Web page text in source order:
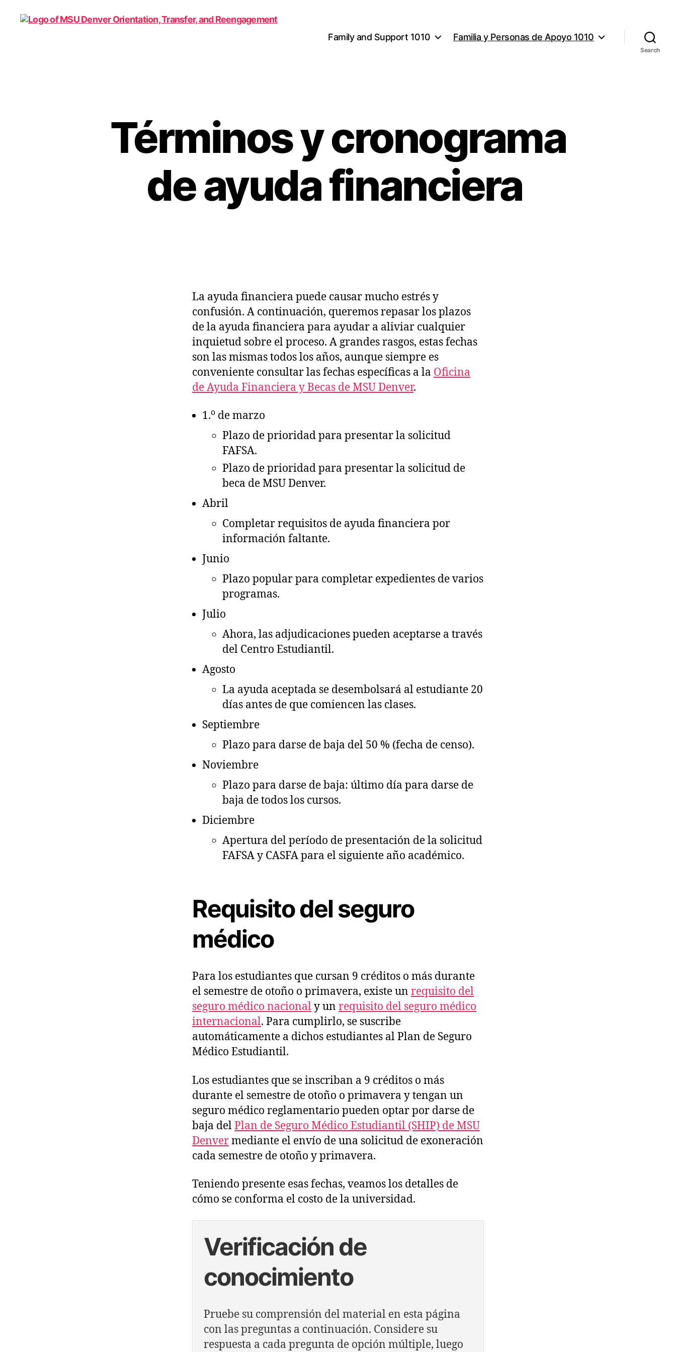
Family and Support 1010 Familia y Personas de Apoyo 1010
Search
Términos y cronograma
de ayuda financiera
La ayuda financiera puede causar mucho estrés y
confusión. A continuación, queremos repasar los plazos
de la ayuda financiera para ayudar a aliviar cualquier
inquietud sobre el proceso. A grandes rasgos, estas fechas
son las mismas todos los años, aunque siempre es
conveniente consultar las fechas específicas a la Oficina
de Ayuda Financiera y Becas de MSU Denver.
1.o de marzo
Plazo de prioridad para presentar la solicitud
FAFSA.
Plazo de prioridad para presentar la solicitud de
beca de MSU Denver.
Abril
Completar requisitos de ayuda financiera por
información faltante.
Junio
Plazo popular para completar expedientes de varios
programas.
Julio
Ahora, las adjudicaciones pueden aceptarse a través
del Centro Estudiantil.
Agosto
La ayuda aceptada se desembolsará al estudiante 20
días antes de que comiencen las clases.
Septiembre
Plazo para darse de baja del 50 % (fecha de censo).
Noviembre
Plazo para darse de baja: último día para darse de
baja de todos los cursos.
Diciembre
Apertura del período de presentación de la solicitud
FAFSA y CASFA para el siguiente año académico.
Requisito del seguro
médico
Para los estudiantes que cursan 9 créditos o más durante
el semestre de otoño o primavera, existe un requisito del
seguro médico nacionaly un requisito del seguro médico
internacional. Para cumplirlo, se suscribe
automáticamente a dichos estudiantes al Plan de Seguro
Médico Estudiantil.
Los estudiantes que se inscriban a 9 créditos o más
durante el semestre de otoño o primavera y tengan un
seguro médico reglamentario pueden optar por darse de
baja delPlan de Seguro Médico Estudiantil (SHIP) de MSU
Denvermediante el envío de una solicitud de exoneración
cada semestre de otoño y primavera.
Teniendo presente esas fechas, veamos los detalles de
cómo se conforma el costo de la universidad.
Verificación de
conocimiento
Pruebe su comprensión del material en esta página
con las preguntas a continuación. Considere su
respuesta a cada pregunta de opción múltiple, luego